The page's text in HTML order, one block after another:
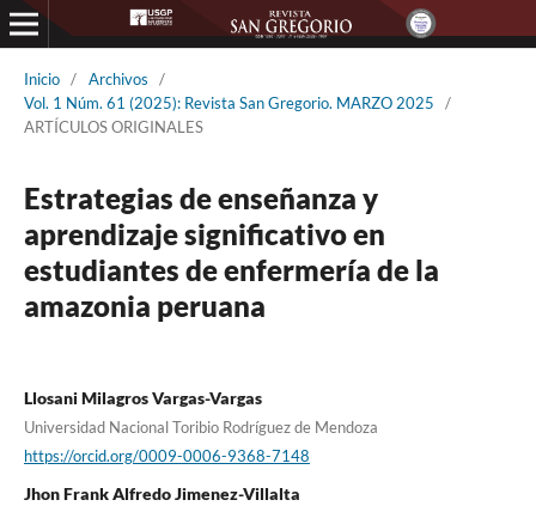
Inicio / Archivos
/
Vol. 1 Núm. 61 (2025): Revista San Gregorio. MARZO 2025
/
ARTÍCULOS ORIGINALES
Estrategias de enseñanza y
aprendizaje significativo en
estudiantes de enfermería de la
amazonia peruana
Llosani Milagros Vargas-Vargas
Universidad Nacional Toribio Rodríguez de Mendoza
https://orcid.org/0009-0006-9368-7148
Jhon Frank Alfredo Jimenez-Villalta